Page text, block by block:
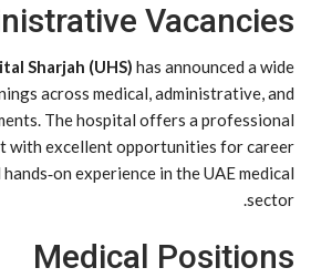
Vacancies
Sharjah (UHS) has announced a wide
across medical, administrative, and
The hospital offers a professional
with excellent opportunities for career
experience in the UAE medical
sector.
Medical Positions